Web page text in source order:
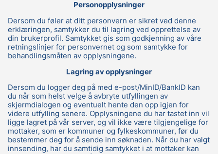
Personopplysninger
Dersom du føler at ditt personvern er sikret ved denne
erklæringen, samtykker du til lagring ved opprettelse av
din brukerprofil. Samtykket gis som godkjenning av våre
retningslinjer for personvernet og som samtykke for
behandlingsmåten av opplysningene.
Lagring av opplysninger
Dersom du logger deg på med e-post/MinID/BankID kan
du når som helst velge å avbryte utfyllingen av
skjermdialogen og eventuelt hente den opp igjen for
videre utfylling senere. Opplysningene du har tastet inn vil
ligge lagret på vår server, og vil ikke være tilgjengelige for
mottaker, som er kommuner og fylkeskommuner, før du
bestemmer deg for å sende inn søknaden. Når du har valgt
innsending, har du samtidig samtykket i at mottaker kan